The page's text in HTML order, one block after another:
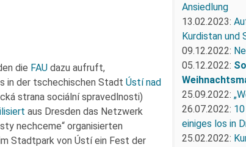
die FAU dazu aufruft,
in der tschechischen Stadt Ústí nad
strana sociální spravedlnosti)
aus Dresden das Netzwerk
nechceme“ organisierten
Stadtpark von Ústí ein Fest der
Ansiedlung
13.02.2023:
Kurdistan und
09.12.2022:
05.12.2022:
25.09.2022:
26.07.2022:
einiges los in
25.02.2022: